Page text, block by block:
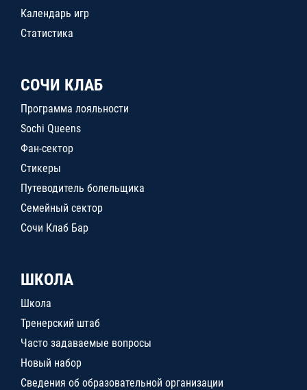
Календарь игр
Статистика
СОЧИ КЛАБ
Программа лояльности
Sochi Queens
Фан-сектор
Стикеры
Путеводитель болельщика
Семейный сектор
Сочи Клаб Бар
ШКОЛА
Школа
Тренерский штаб
Часто задаваемые вопросы
Новый набор
Сведения об образовательной организации